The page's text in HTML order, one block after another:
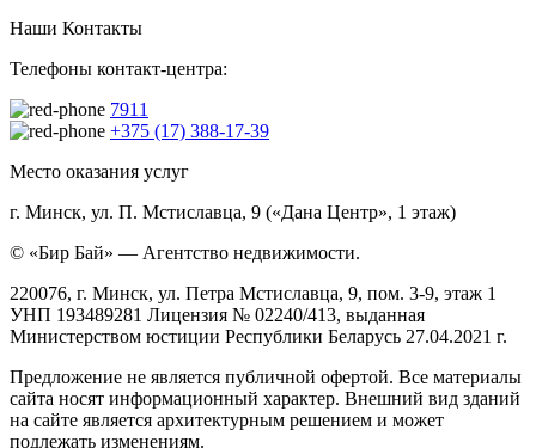
Наши Контакты
Телефоны контакт-центра:
7911
+375 (17) 388-17-39
Место оказания услуг
г. Минск, ул. П. Мстиславца, 9 («Дана Центр», 1 этаж)
© «Бир Бай» — Агентство недвижимости.
220076, г. Минск, ул. Петра Мстиславца, 9, пом. 3-9, этаж 1
УНП 193489281 Лицензия № 02240/413, выданная
Министерством юстиции Республики Беларусь 27.04.2021 г.
Предложение не является публичной офертой. Все материалы
сайта носят информационный характер. Внешний вид зданий
на сайте является архитектурным решением и может
подлежать изменениям.